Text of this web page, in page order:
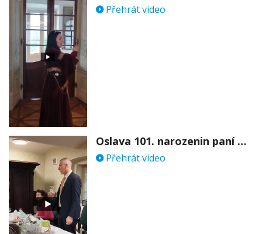
Přehrát video
Oslava 101. narozenin paní Věry Skořepové
Přehrát video